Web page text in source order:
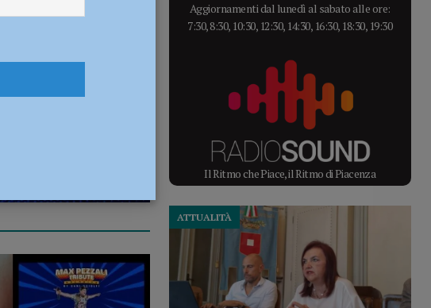
Aggiornamenti dal lunedì al sabato alle ore:
7:30, 8:30, 10:30, 12:30, 14:30, 16:30, 18:30, 19:30
Il Ritmo che Piace, il Ritmo di Piacenza
ATTUALITÀ